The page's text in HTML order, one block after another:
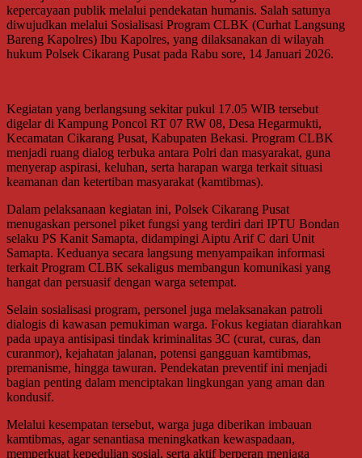
kepercayaan publik melalui pendekatan humanis. Salah satunya
diwujudkan melalui Sosialisasi Program CLBK (Curhat Langsung
Bareng Kapolres) Ibu Kapolres, yang dilaksanakan di wilayah
hukum Polsek Cikarang Pusat pada Rabu sore, 14 Januari 2026.
Kegiatan yang berlangsung sekitar pukul 17.05 WIB tersebut
digelar di Kampung Poncol RT 07 RW 08, Desa Hegarmukti,
Kecamatan Cikarang Pusat, Kabupaten Bekasi. Program CLBK
menjadi ruang dialog terbuka antara Polri dan masyarakat, guna
menyerap aspirasi, keluhan, serta harapan warga terkait situasi
keamanan dan ketertiban masyarakat (kamtibmas).
Dalam pelaksanaan kegiatan ini, Polsek Cikarang Pusat
menugaskan personel piket fungsi yang terdiri dari IPTU Bondan
selaku PS Kanit Samapta, didampingi Aiptu Arif C dari Unit
Samapta. Keduanya secara langsung menyampaikan informasi
terkait Program CLBK sekaligus membangun komunikasi yang
hangat dan persuasif dengan warga setempat.
Selain sosialisasi program, personel juga melaksanakan patroli
dialogis di kawasan pemukiman warga. Fokus kegiatan diarahkan
pada upaya antisipasi tindak kriminalitas 3C (curat, curas, dan
curanmor), kejahatan jalanan, potensi gangguan kamtibmas,
premanisme, hingga tawuran. Pendekatan preventif ini menjadi
bagian penting dalam menciptakan lingkungan yang aman dan
kondusif.
Melalui kesempatan tersebut, warga juga diberikan imbauan
kamtibmas, agar senantiasa meningkatkan kewaspadaan,
memperkuat kepedulian sosial, serta aktif berperan menjaga